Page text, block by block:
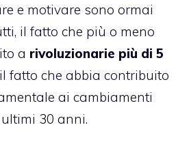
e motivare sono ormai
il fatto che più o meno
a rivoluzionarie più di 5
fatto che abbia contribuito
ai cambiamenti
30 anni.